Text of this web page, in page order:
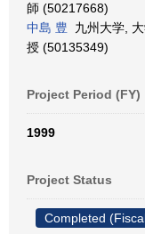
師 (50217668)
中島 豊 九州大学,
授 (50135349)
Project Period (FY)
1999
Project Status
Completed